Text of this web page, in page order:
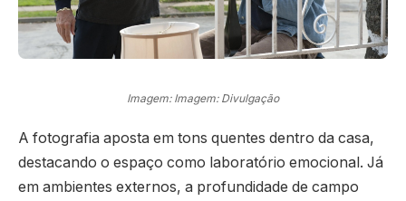
Imagem: Imagem: Divulgação
A fotografia aposta em tons quentes dentro da casa,
destacando o espaço como laboratório emocional. Já
em ambientes externos, a profundidade de campo